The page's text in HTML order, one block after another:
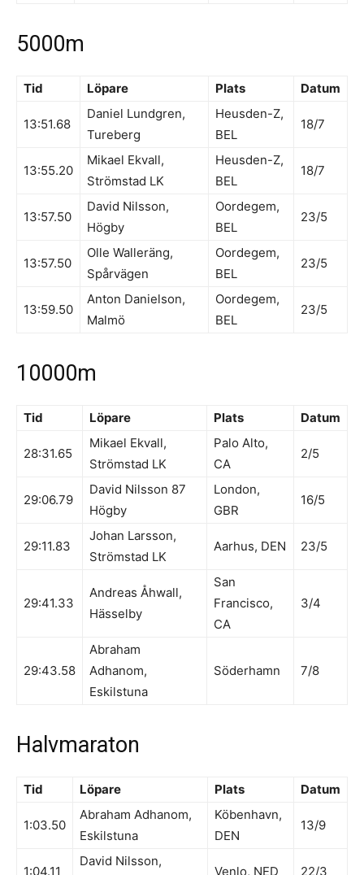
5000m
Tid Löpare Plats Datum
13:51.68
Daniel Lundgren,
Tureberg
Heusden-Z,
BEL
18/7
13:55.20
Mikael Ekvall,
Strömstad LK
Heusden-Z,
BEL
18/7
13:57.50
David Nilsson,
Högby
Oordegem,
BEL
23/5
13:57.50
Olle Walleräng,
Spårvägen
Oordegem,
BEL
23/5
13:59.50
Anton Danielson,
Malmö
Oordegem,
BEL
23/5
10000m
Tid Löpare Plats Datum
28:31.65
Mikael Ekvall,
Strömstad LK
Palo Alto,
CA
2/5
29:06.79
David Nilsson 87
Högby
London,
GBR
16/5
29:11.83
Johan Larsson,
Strömstad LK
Aarhus, DEN 23/5
29:41.33
Andreas Åhwall,
Hässelby
San
Francisco,
CA
3/4
29:43.58
Abraham
Adhanom,
Eskilstuna
Söderhamn 7/8
Halvmaraton
Tid Löpare Plats Datum
1:03.50
Abraham Adhanom,
Eskilstuna
Köbenhavn,
DEN
13/9
1:04.11
David Nilsson,
Venlo, NED 22/3